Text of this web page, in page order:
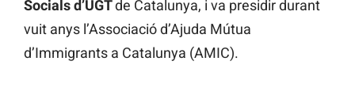
Socials d’UGTde Catalunya, i va presidir durant
vuit anys l’Associació d’Ajuda Mútua
d’Immigrants a Catalunya (AMIC).